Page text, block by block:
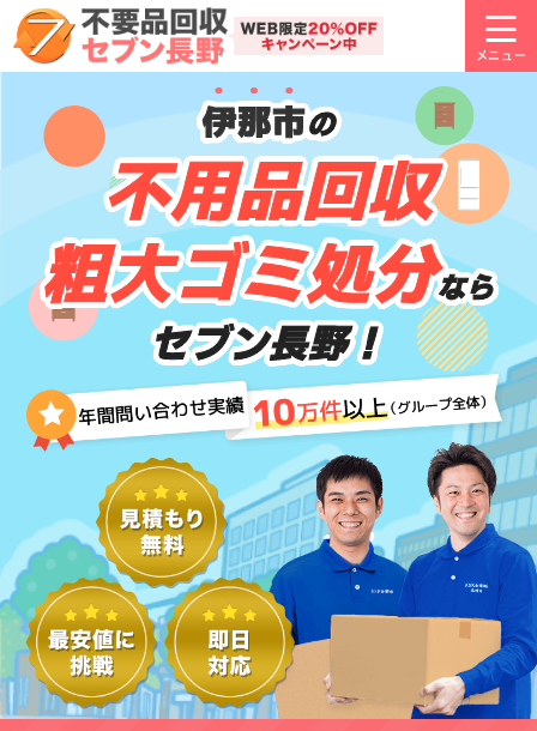
伊那市の
不用品回収
粗大ゴミ処分なら
セブン長野！